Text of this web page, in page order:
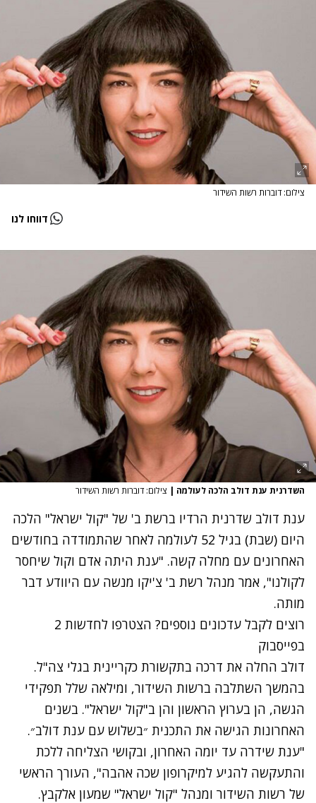
צילום: דוברות רשות השידור
דווחו לנו
השדרנית ענת דולב הלכה לעולמה | צילום: דוברות רשות השידור
ענת דולב שדרנית הרדיו ברשת ב' של "קול ישראל" הלכה
היום (שבת) בגיל 52 לעולמה לאחר שהתמודדה בחודשים
האחרונים עם מחלה קשה. "ענת היתה אדם וקול שיחסר
לקולנו", אמר מנהל רשת ב' צ'יקו מנשה עם היוודע דבר
מותה.
רוצים לקבל עדכונים נוספים? הצטרפו לחדשות 2
בפייסבוק
דולב החלה את דרכה בתקשורת כקריינית בגלי צה"ל.
בהמשך השתלבה ברשות השידור, ומילאה שלל תפקידי
הגשה, הן בערוץ הראשון והן ב"קול ישראל". בשנים
האחרונות הגישה את התכנית ״בשלוש עם ענת דולב״.
"ענת שידרה עד יומה האחרון, ובקושי הצליחה ללכת
והתעקשה להגיע למיקרופון שכה אהבה", העורך הראשי
של רשות השידור ומנהל "קול ישראל" שמעון אלקבץ.